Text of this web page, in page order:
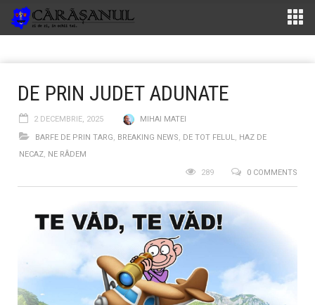
DE PRIN JUDET ADUNATE
2 DECEMBRIE, 2025
MIHAI MATEI
BARFE DE PRIN TARG, BREAKING NEWS, DE TOT FELUL, HAZ DE
NECAZ, NE RÂDEM
0 COMMENTS
289